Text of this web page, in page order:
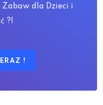
dla Dzieci i
?!
!